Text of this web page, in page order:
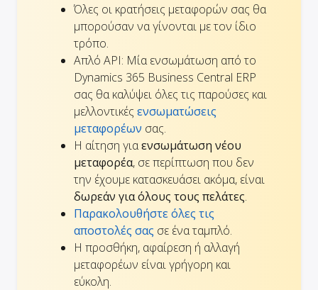
Όλες οι κρατήσεις μεταφορών σας θα
μπορούσαν να γίνονται με τον ίδιο
τρόπο.
Απλό API: Μία ενσωμάτωση από το
Dynamics 365 Business Central ERP
σας θα καλύψει όλες τις παρούσες και
μελλοντικές ενσωματώσεις
μεταφορέων σας.
Η αίτηση γιαενσωμάτωση νέου
μεταφορέα, σε περίπτωση που δεν
την έχουμε κατασκευάσει ακόμα, είναι
δωρεάν για όλους τους πελάτες.
Παρακολουθήστε όλες τις
αποστολές σας σε ένα ταμπλό.
Η προσθήκη, αφαίρεση ή αλλαγή
μεταφορέων είναι γρήγορη και
εύκολη.